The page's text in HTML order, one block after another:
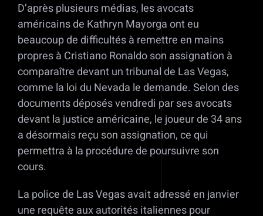
D’après plusieurs médias, les avocats
américains de Kathryn Mayorga ont eu
beaucoup de difficultés à remettre en mains
propres à Cristiano Ronaldo son assignation à
comparaître devant un tribunal de Las Vegas,
comme la loi du Nevada le demande. Selon des
documents déposés vendredi par ses avocats
devant la justice américaine, le joueur de 34 ans
a désormais reçu son assignation, ce qui
permettra à la procédure de poursuivre son
cours.
La police de Las Vegas avait adressé en janvier
une requête aux autorités italiennes pour